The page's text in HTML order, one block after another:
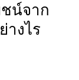
น์จาก
างไร